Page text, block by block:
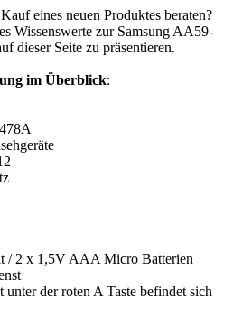
eines neuen Produktes beraten?
Wissenswerte zur Samsung AA59-
dieser Seite zu präsentieren.
im Überblick:
/ 2 x 1,5V AAA Micro Batterien
der roten A Taste befindet sich